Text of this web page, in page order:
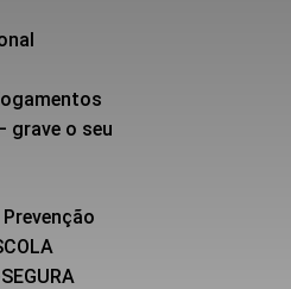
grave o seu